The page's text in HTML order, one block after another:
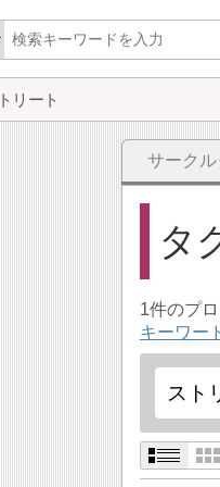
リート
サーク
タ
1件のプ
キーワー